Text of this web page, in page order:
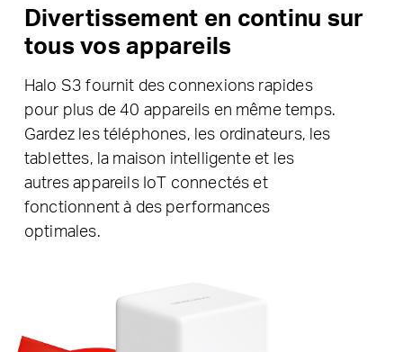
Divertissement en continu sur
tous vos appareils
Halo S3 fournit des connexions rapides
pour plus de 40 appareils en même temps.
Gardez les téléphones, les ordinateurs, les
tablettes, la maison intelligente et les
autres appareils IoT connectés et
fonctionnent à des performances
optimales.